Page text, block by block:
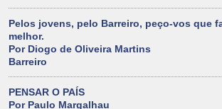
Pelos jovens, pelo Barreiro, peço-vos que
melhor.
Por Diogo de Oliveira Martins
Barreiro
PENSAR O PAÍS
Por Paulo Margalhau